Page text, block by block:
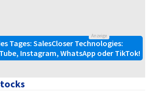
Anzeige
Tages: SalesCloser Technologies:
Instagram, WhatsApp oder TikTok!